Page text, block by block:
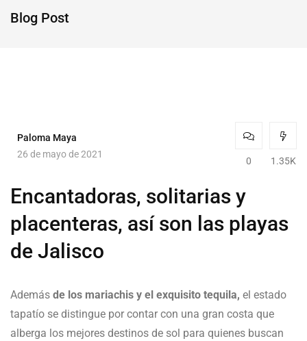
Blog Post
Paloma Maya
26 de mayo de 2021
0 1.35K
Encantadoras, solitarias y
placenteras, así son las playas
de Jalisco
Además de los mariachis y el exquisito tequila, el estado
tapatío se distingue por contar con una gran costa que
alberga los mejores destinos de sol para quienes buscan